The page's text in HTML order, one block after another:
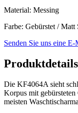
Material: Messing
Farbe: Gebürstet /
Senden Sie uns eine E-
Produktdetails
Die KF4064A sieht
Korpus mit
meisten